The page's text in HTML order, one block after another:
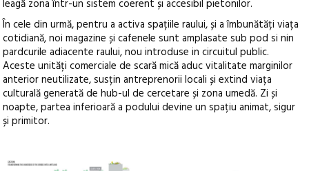
leagă zona într-un sistem coerent și accesibil pietonilor.
În cele din urmă, pentru a activa spațiile raului, și a îmbunătăți viața
cotidiană, noi magazine și cafenele sunt amplasate sub pod si nin
pardcurile adiacente raului, nou introduse in circuitul public.
Aceste unități comerciale de scară mică aduc vitalitate marginilor
anterior neutilizate, susțin antreprenorii locali și extind viața
culturală generată de hub-ul de cercetare și zona umedă. Zi și
noapte, partea inferioară a podului devine un spațiu animat, sigur
și primitor.